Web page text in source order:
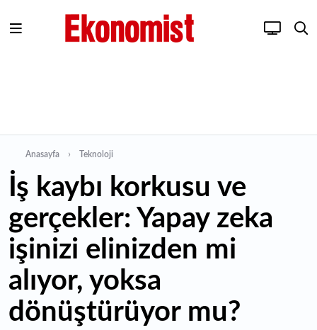
Anasayfa Teknoloji
İş kaybı korkusu ve
gerçekler: Yapay zeka
işinizi elinizden mi
alıyor, yoksa
dönüştürüyor mu?